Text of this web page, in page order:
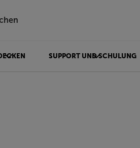
SUPPORT UND SCHULUNG